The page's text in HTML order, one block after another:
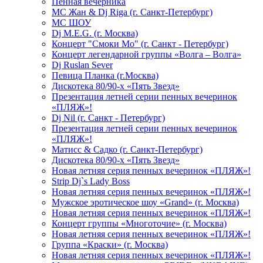
МС Жан & Dj Riga (г. Санкт-Петербург)
МС ШОУ
Dj M.E.G. (г. Москва)
Концерт "Смоки Мо" (г. Санкт - Петербург)
Концерт легендарной группы «Волга – Волга»
Dj Ruslan Sever
Певица Планка (г.Москва)
Дискотека 80/90-х «Пять Звезд»
Презентация летней серии пенных вечеринок
«ПЛЯЖ»!
Dj Nil (г. Санкт - Петербург)
Презентация летней серии пенных вечеринок
«ПЛЯЖ»!
Матисс & Садко (г. Санкт-Петербург)
Дискотека 80/90-х «Пять Звезд»
Новая летняя серия пенных вечеринок «ПЛЯЖ»!
Strip Dj`s Lady Boss
Новая летняя серия пенных вечеринок «ПЛЯЖ»!
Мужское эротическое шоу «Grand» (г. Москва)
Новая летняя серия пенных вечеринок «ПЛЯЖ»!
Концерт группы «Многоточие» (г. Москва)
Новая летняя серия пенных вечеринок «ПЛЯЖ»!
Группа «Краски» (г. Москва)
Новая летняя серия пенных вечеринок «ПЛЯЖ»!